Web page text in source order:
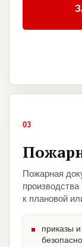
03
Пожарная
к плановой
приказы